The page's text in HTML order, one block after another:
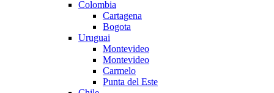
Colombia
Cartagena
Bogota
Uruguai
Montevideo
Montevideo
Carmelo
Punta del Este